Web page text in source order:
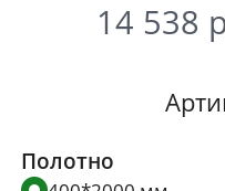
14 538
Полотно